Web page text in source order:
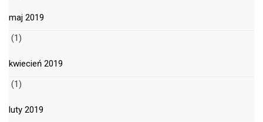
maj 2019
(1)
kwiecień 2019
(1)
luty 2019